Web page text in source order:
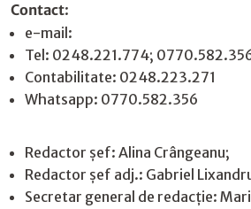
Contact:
e-mail:
Tel: 0248.221.774;
Contabilitate: 0248.223.271
Whatsapp: 0770.582.356
Redactor șef: Alina Crângeanu;
Redactor șef adj.: Gabriel
Secretar general de redacție: